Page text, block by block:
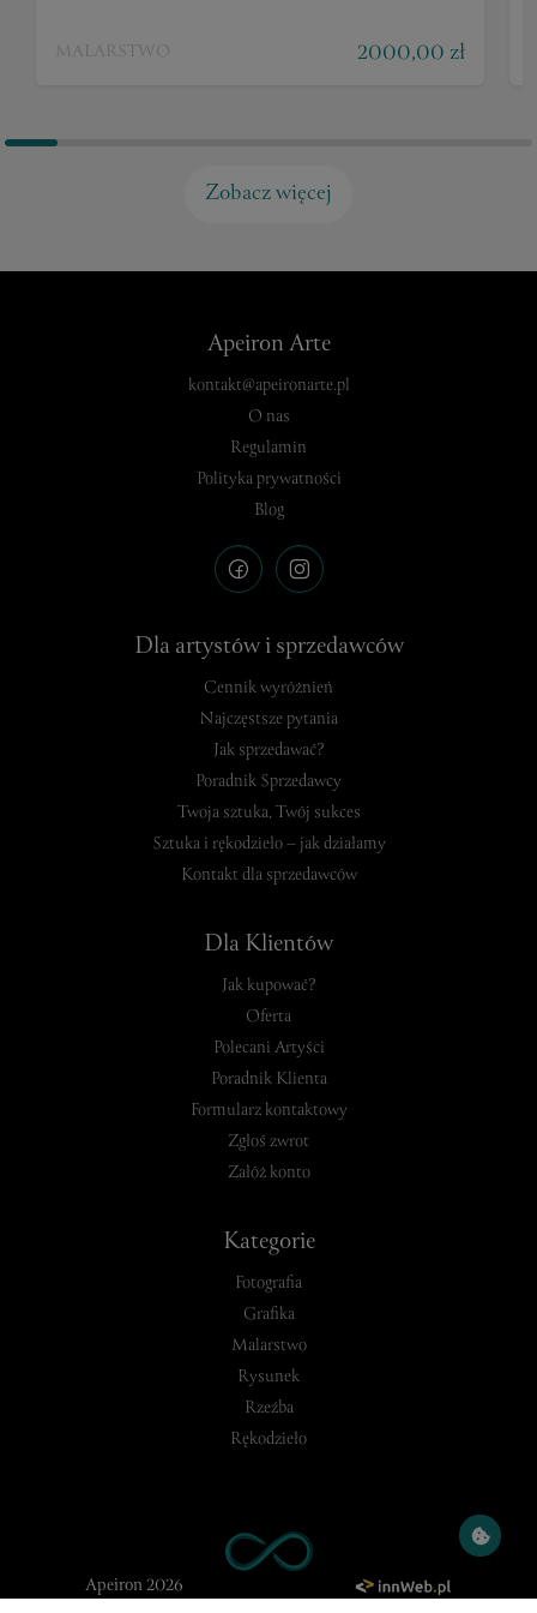
MALARSTWO 2000,00 zł
Zobacz więcej
Apeiron Arte
kontakt@apeironarte.pl
O nas
Regulamin
Polityka prywatności
Blog
Dla artystów i sprzedawców
Cennik wyróżnień
Najczęstsze pytania
Jak sprzedawać?
Poradnik Sprzedawcy
Twoja sztuka, Twój sukces
Sztuka i rękodzieło – jak działamy
Kontakt dla sprzedawców
Dla Klientów
Jak kupować?
Oferta
Polecani Artyści
Poradnik Klienta
Formularz kontaktowy
Zgłoś zwrot
Załóż konto
Kategorie
Fotografia
Grafika
Malarstwo
Rysunek
Rzeźba
Rękodzieło
Apeiron 2026